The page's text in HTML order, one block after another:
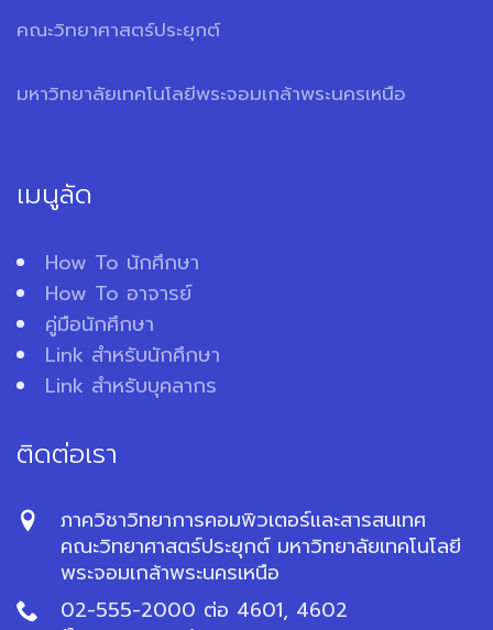
คณะวิทยาศาสตร์ประยุกต์
มหาวิทยาลัยเทคโนโลยีพระจอมเกล้าพระนครเหนือ
เมนูลัด
How To นักศึกษา
How To อาจารย์
คู่มือนักศึกษา
Link สำหรับนักศึกษา
Link สำหรับบุคลากร
ติดต่อเรา
ภาควิชาวิทยาการคอมพิวเตอร์และสารสนเทศ
คณะวิทยาศาสตร์ประยุกต์ มหาวิทยาลัยเทคโนโลยี
พระจอมเกล้าพระนครเหนือ
02-555-2000 ต่อ 4601, 4602